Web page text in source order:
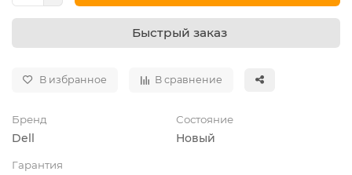
Быстрый заказ
В избранное В сравнение
Бренд
Dell
Состояние
Новый
Гарантия